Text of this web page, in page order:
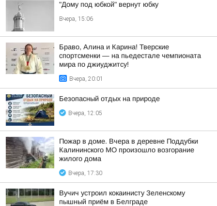
"Дому под юбкой" вернут юбку
Вчера, 15:06
Браво, Алина и Карина! Тверские
спортсменки — на пьедестале чемпионата
мира по джиуджитсу!
Вчера, 20:01
Безопасный отдых на природе
Вчера, 12:05
Пожар в доме. Вчера в деревне Поддубки
Калининского МО произошло возгорание
жилого дома
Вчера, 17:30
Вучич устроил кокаинисту Зеленскому
пышный приём в Белграде